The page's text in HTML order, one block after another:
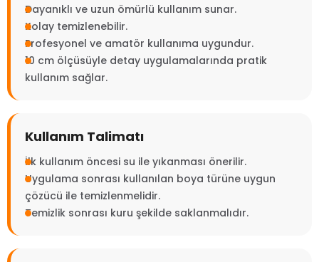
Dayanıklı ve uzun ömürlü kullanım sunar.
Kolay temizlenebilir.
Profesyonel ve amatör kullanıma uygundur.
10 cm ölçüsüyle detay uygulamalarında pratik
kullanım sağlar.
Kullanım Talimatı
İlk kullanım öncesi su ile yıkanması önerilir.
Uygulama sonrası kullanılan boya türüne uygun
çözücü ile temizlenmelidir.
Temizlik sonrası kuru şekilde saklanmalıdır.